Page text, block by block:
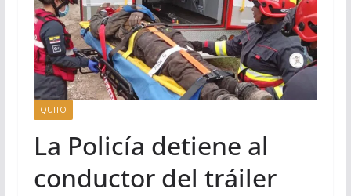
QUITO
La Policía detiene al
conductor del tráiler